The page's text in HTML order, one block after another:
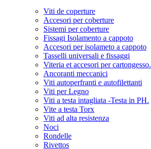
Viti de coperture
Accesori per coberture
Sistemi per coberture
Fissagi Isolamento a cappoto
Accesori per isolameto a cappoto
Tasselli universali e fissaggi
Viteria et accesori per cartongesso.
Ancoranti meccanici
Viti autoperfranti e autofilettanti
Viti per Legno
Viti a testa intagliata -Testa in PH.
Vite a testa Torx
Viti ad alta resistenza
Noci
Rondelle
Rivettos